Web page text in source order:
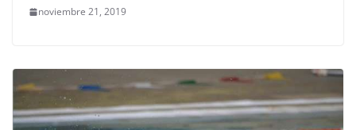
noviembre 21, 2019